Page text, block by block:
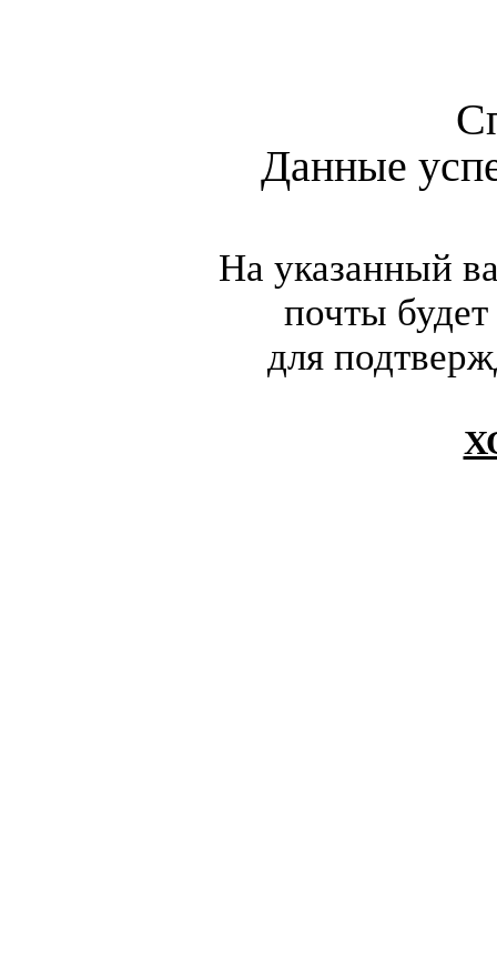
Данные
На указанный
почты
для